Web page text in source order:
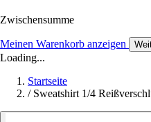
Zwischensumme
Meinen Warenkorb anzeigen
Loading...
Startseite
/ Sweatshirt 1/4